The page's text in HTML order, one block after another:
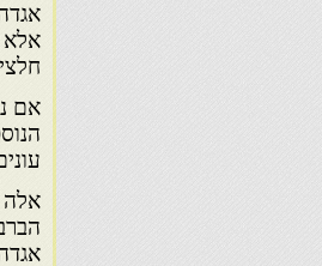
אלא
אם
אלה